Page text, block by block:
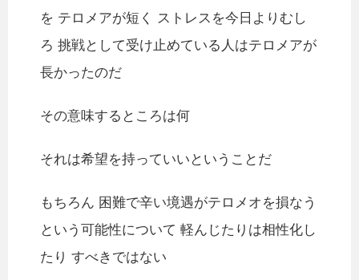
を テロメアが短く ストレスを今日よりむし
ろ 挑戦として受け止めている人はテロメアが
長かったのだ
その意味するところは何
それは希望を持っていいということだ
もちろん 困難で辛い境遇がテロメオを損なう
という可能性について 軽んじたりは相性化し
たり すべきではない